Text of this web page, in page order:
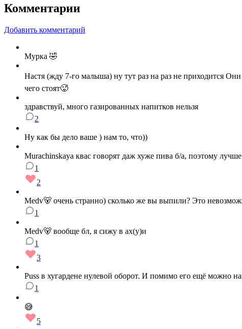
Комментарии
Добавить комментарий
Мурка 🤣
Настя (жду 7-го малыша) ну тут раз на раз не приходится
чего стоят🥵
здравствуй, много газированных напитков нельзя
2
Ну как бы дело ваше ) нам то, что))
Murachinskaya квас говорят даж хуже пива б/а, поэтому
1
2
Medv🐻 очень странно) сколько же вы выпили? Это
1
Medv🐻 вообще бл, я сижу в ах(у)и
1
3
Puss в хугардене нулевой оборот. И помимо его ещё можно
1
😅
5